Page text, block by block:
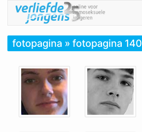
fotopagina » fotopagina 140